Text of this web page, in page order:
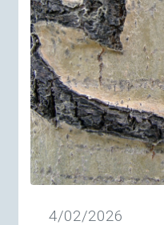
4/02/2026